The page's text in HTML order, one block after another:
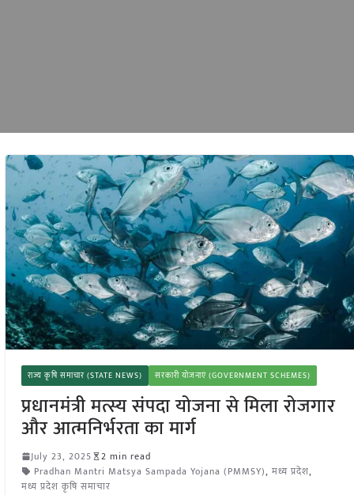
राज्य कृषि समाचार (STATE NEWS) सरकारी योजनाएं (GOVERNMENT SCHEMES)
प्रधानमंत्री मत्स्य संपदा योजना से मिला रोजगार
और आत्मनिर्भरता का मार्ग
July 23, 2025
2 min read
Pradhan Mantri Matsya Sampada Yojana (PMMSY), मध्य प्रदेश,
मध्य प्रदेश कृषि समाचार